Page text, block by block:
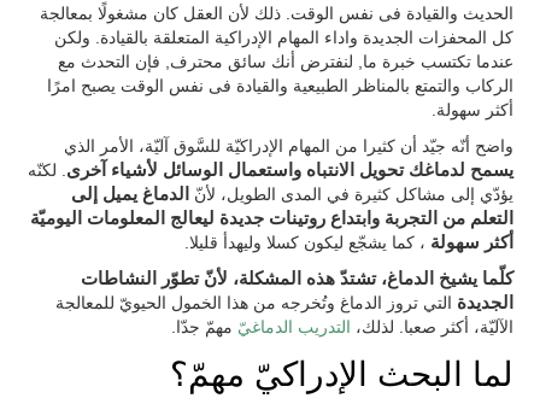
الحديث والقيادة فى نفس الوقت. ذلك لأن العقل كان مشغولًا بمعالجة
كل المحفزات الجديدة واداء المهام الإدراكية المتعلقة بالقيادة. ولكن
عندما تكتسب خبرة ما, لنفترض أنك سائق محترف, فإن التحدث مع
الركاب والتمتع بالمناظر الطبيعية والقيادة فى نفس الوقت يصبح امرًا
أكثر سهولة.
واضح أنّه جيّد أن كثيرا من المهام الإدراكيّة للسَّوق آليّة، الأمر الذي
يسمح لدماغك تحويل الانتباه واستعمال الوسائل لأشياء آخرى . لكنّه
يؤدّي إلى مشاكل كثيرة في المدى الطويل، لأنّ
الدماغ يميل إلى
التعلم من التجربة وابتداع روتينات جديدة ليعالج المعلومات اليوميّة
أكثر سهولة ، كما يشجّع ليكون كسلا وليهدأ قليلا.
كلّما يشيخ الدماغ، تشتدّ هذه المشكلة، لأنّ تطوّر النشاطات
الجديدة التي تروز الدماغ وتُخرجه من هذا الخمول الحيويّ للمعالجة
الآليّة، أكثر صعبا. لذلك، التدريب الدماغيّ مهمّ جدّا.
لما البحث الإدراكيّ مهمّ؟